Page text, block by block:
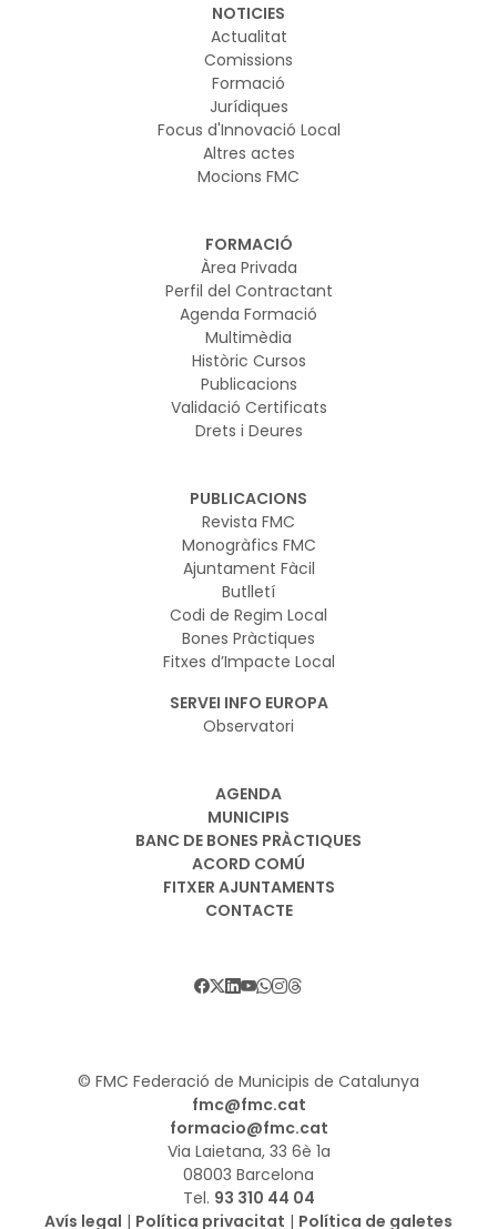
NOTICIES
Actualitat
Comissions
Formació
Jurídiques
Focus d'Innovació Local
Altres actes
Mocions FMC
FORMACIÓ
Àrea Privada
Perfil del Contractant
Agenda Formació
Multimèdia
Històric Cursos
Publicacions
Validació Certificats
Drets i Deures
PUBLICACIONS
Revista FMC
Monogràfics FMC
Ajuntament Fàcil
Butlletí
Codi de Regim Local
Bones Pràctiques
Fitxes d’Impacte Local
SERVEI INFO EUROPA
Observatori
AGENDA
MUNICIPIS
BANC DE BONES PRÀCTIQUES
ACORD COMÚ
FITXER AJUNTAMENTS
CONTACTE
© FMC Federació de Municipis de Catalunya
fmc@fmc.cat
formacio@fmc.cat
Via Laietana, 33 6è 1a
08003 Barcelona
Tel. 93 310 44 04
Avís legal | Política privacitat | Política de galetes